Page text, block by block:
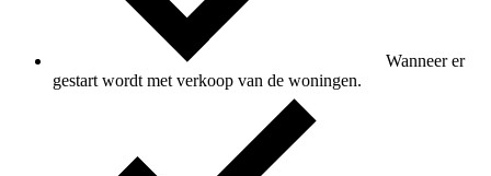
Wanneer er
gestart wordt met verkoop van de woningen.